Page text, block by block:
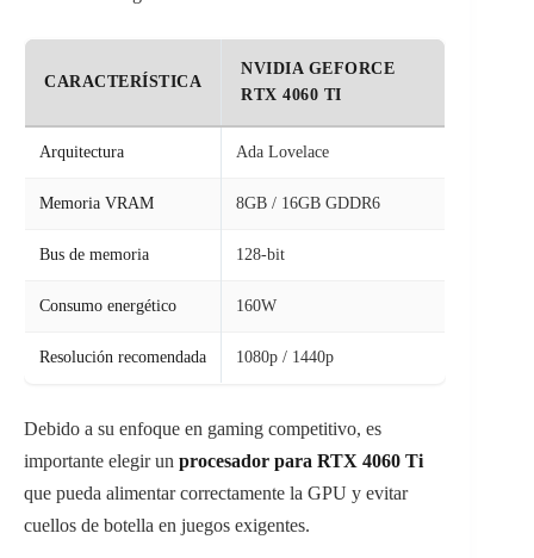
CARACTERÍSTICA
NVIDIA GEFORCE
RTX 4060 TI
Arquitectura Ada Lovelace
Memoria VRAM 8GB / 16GB GDDR6
Bus de memoria 128-bit
Consumo energético 160W
Resolución recomendada 1080p / 1440p
Debido a su enfoque en gaming competitivo, es
importante elegir un procesador para RTX 4060 Ti
que pueda alimentar correctamente la GPU y evitar
cuellos de botella en juegos exigentes.